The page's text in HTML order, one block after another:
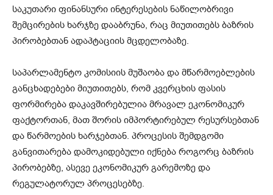
საკუთარი ფინანსური ინტერესების ნაწილობრივი
შემცირების ხარჯზე დააბრუნა, რაც მიუთითებს ბაზრის
პირობებთან ადაპტაციის მცდელობაზე.
საპარლამენტო კომისიის მუშაობა და მწარმოებლების
განცხადებები მიუთითებს, რომ კვერცხის ფასის
ფორმირება დაკავშირებულია მრავალ ეკონომიკურ
ფაქტორთან, მათ შორის იმპორტირებულ რესურსებთან
და წარმოების ხარჯებთან. პროცესის შემდგომი
განვითარება დამოკიდებული იქნება როგორც ბაზრის
პირობებზე, ასევე ეკონომიკურ გარემოზე და
რეგულატორულ პროცესებზე.